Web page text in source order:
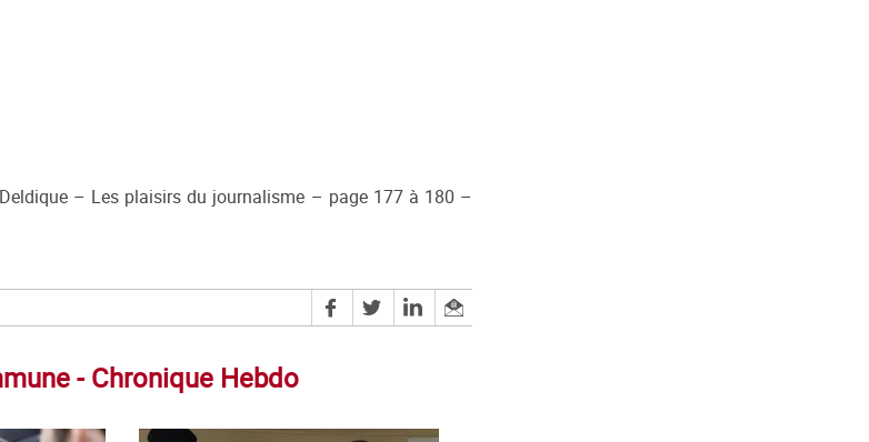
– Les plaisirs du journalisme – page 177 à 180 –
- Chronique Hebdo